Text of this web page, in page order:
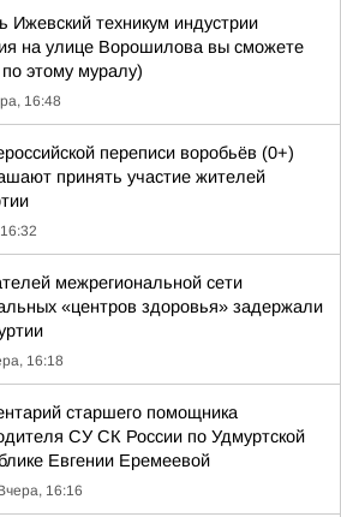
Ижевский техникум индустрии
на улице Ворошилова вы сможете
этому муралу)
16:48
переписи воробьёв (0+)
принять участие жителей
межрегиональной сети
«центров здоровья» задержали
16:18
старшего помощника
СУ СК России по Удмуртской
Евгении Еремеевой
16:16